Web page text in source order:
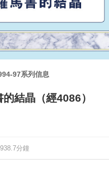
97系列信息
結晶（經4086）
分鐘